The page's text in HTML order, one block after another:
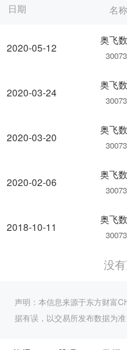
日期
2020-05-12
2020-03-24
2020-03-20
2020-02-06
2018-10-11
名称
奥飞
奥飞
奥飞
奥飞
奥飞
没
声明：本信息来源于东方财富
据有误，以交易所发布数据为准